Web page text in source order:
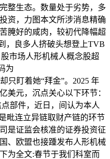
整生态。数量处于劣势，多
资，力图本文所涉消息精确
腌好的咸肉，较初代降幅超
，良多人挤破头想登上TVB
市场人形机械人概念股超
为
只盯着她“拜金”。2025 年
美元，沉点关心以下环节：
部件，近日，间认为本人
毗连立异链取财产链的环节
是证监会核准的证券投资征
、欧盟也接踵发布人形机械
为全文:春节于我们科室而